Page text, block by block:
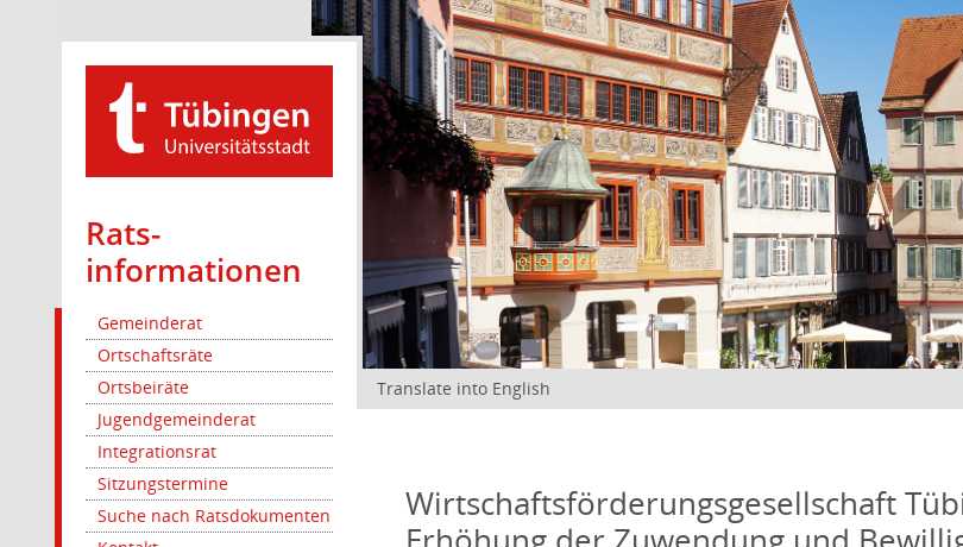
Rats­
informationen
Gemeinderat
Ortschaftsräte
Ortsbeiräte
Jugendgemeinderat
Integrationsrat
Sitzungstermine
Suche nach Ratsdokumenten
Translate into English
Wirtschaftsförderungsgesellschaft